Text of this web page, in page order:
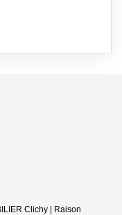
Clichy | Raison